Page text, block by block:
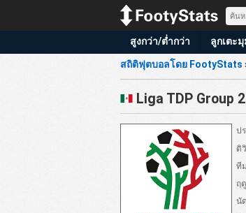
สูงกว่า/ต่ำกว่า ลูกเตะ
สถิติฟุตบอลโดย FootyStats
Liga TDP Group 2
ป
ดิ
ทีม
ฤ
นัด